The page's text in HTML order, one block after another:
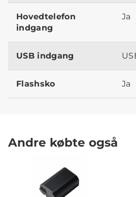
Hovedtelefon
indgang
Ja
USB indgang
Flashsko Ja
Andre købte også